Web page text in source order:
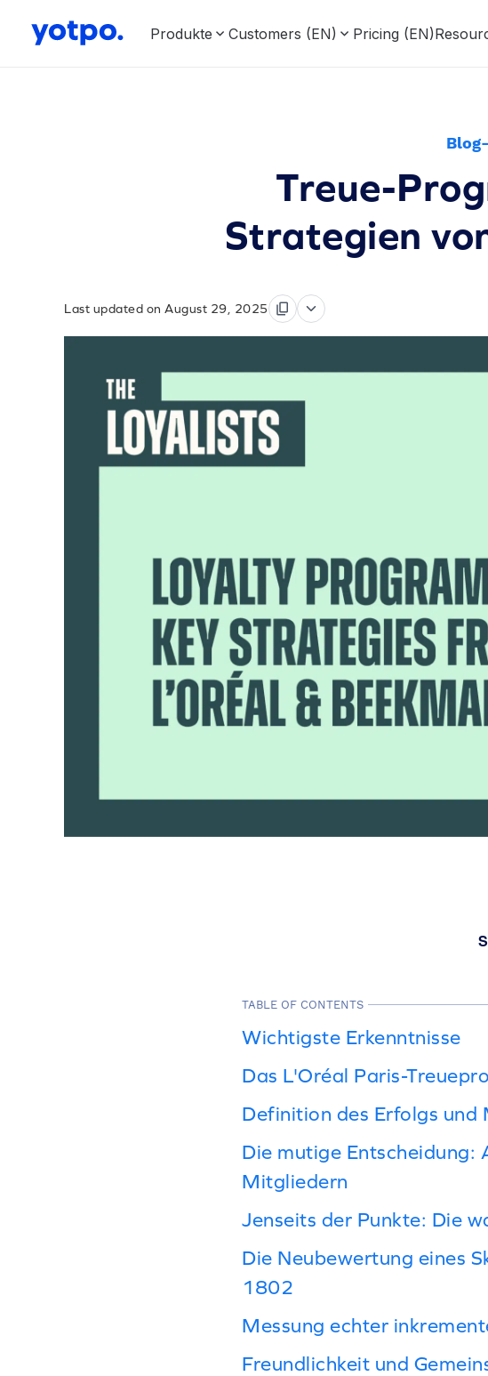
Produkte Customers (EN) Pricing (EN)
Treue-
Strategien
Last updated on August 29, 2025
TABLE OF CONTENTS
Wichtigste Erkenntnisse
Das L'Oréal Paris-
Definition des Erfolgs und
Die mutige Entscheidung:
Mitgliedern
Jenseits der Punkte: Die
Die Neubewertung eines
1802
Messung echter
Freundlichkeit und